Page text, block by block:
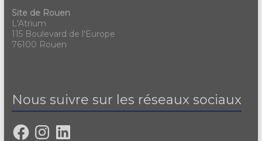
Site de Rouen
L'Atrium
115 Boulevard de l'Europe
76100 Rouen
Nous suivre sur les réseaux sociaux